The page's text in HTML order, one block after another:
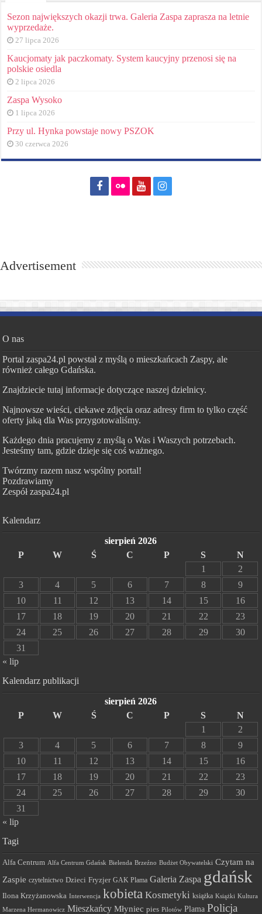
Sezon największych okazji trwa. Galeria Zaspa zaprasza na letnie
wyprzedaże.
27 lipca 2026
Kaucjomaty jak paczkomaty. System kaucyjny przenosi się na
polskie osiedla
2 lipca 2026
Zaspa Wysoko
1 lipca 2026
Przy ul. Hynka powstaje nowy PSZOK
30 czerwca 2026
Advertisement
O nas
Portal zaspa24.pl powstał z myślą o mieszkańcach Zaspy, ale
również całego Gdańska.
Znajdziecie tutaj informacje dotyczące naszej dzielnicy.
Najnowsze wieści, ciekawe zdjęcia oraz adresy firm to tylko część
oferty jaką dla Was przygotowaliśmy.
Każdego dnia pracujemy z myślą o Was i Waszych potrzebach.
Jesteśmy tam, gdzie dzieje się coś ważnego.
Twórzmy razem nasz wspólny portal!
Pozdrawiamy
Zespół zaspa24.pl
Kalendarz
sierpień 2026
P
W Ś C P S
N
1
2
3
4 5 6 7 8
9
10
11 12 13 14 15
16
17
18 19 20 21 22
23
24
25 26 27 28 29
30
31
« lip
Kalendarz publikacji
sierpień 2026
P
W Ś C P S
N
1
2
3
4 5 6 7 8
9
10
11 12 13 14 15
16
17
18 19 20 21 22
23
24
25 26 27 28 29
30
31
« lip
Tagi
Alfa Centrum Alfa Centrum Gdańsk Bielenda Brzeźno Budżet Obywatelski Czytam na
Zaspie czytelnictwo Dzieci Fryzjer GAK Plama Galeria Zaspa gdańsk
Ilona Krzyżanowska Interwencja kobieta Kosmetyki książka Książki Kultura
Marzena Hermanowicz Mieszkańcy Młyniec pies Pilotów Plama Policja